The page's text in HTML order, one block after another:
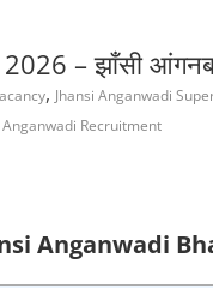
– झाँसी
, Jhansi Anganwadi
Anganwadi Recruitment
Anganwadi